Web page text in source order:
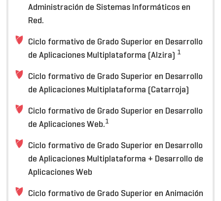
Administración de Sistemas Informáticos en
Red.
Ciclo formativo de Grado Superior en Desarrollo
de Aplicaciones Multiplataforma (Alzira) 1
Ciclo formativo de Grado Superior en Desarrollo
de Aplicaciones Multiplataforma (Catarroja)
Ciclo formativo de Grado Superior en Desarrollo
de Aplicaciones Web.1
Ciclo formativo de Grado Superior en Desarrollo
de Aplicaciones Multiplataforma + Desarrollo de
Aplicaciones Web
Ciclo formativo de Grado Superior en Animación